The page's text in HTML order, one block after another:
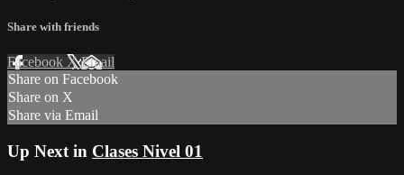
Share with friends
Facebook XEmail
Share on Facebook
Share on X
Share via Email
Up Next in Clases Nivel 01